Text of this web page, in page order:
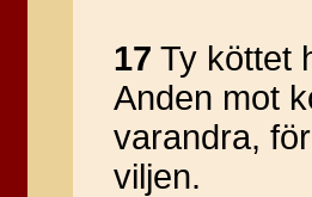
17 Ty köttet
Anden mot
varandra,
viljen.